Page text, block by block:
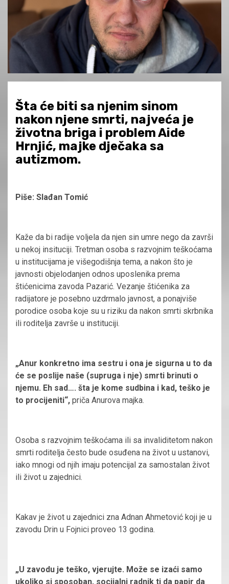
Šta će biti sa njenim sinom
nakon njene smrti, najveća je
životna briga i problem Aide
Hrnjić, majke dječaka sa
autizmom.
Piše: Slađan Tomić
Kaže da bi radije voljela da njen sin umre nego da završi
u nekoj insituciji. Tretman osoba s razvojnim teškoćama
u institucijama je višegodišnja tema, a nakon što je
javnosti objelodanjen odnos uposlenika prema
štićenicima zavoda Pazarić. Vezanje štićenika za
radijatore je posebno uzdrmalo javnost, a ponajviše
porodice osoba koje su u riziku da nakon smrti skrbnika
ili roditelja završe u instituciji.
„Anur konkretno ima sestru i ona je sigurna u to da
će se poslije naše (supruga i nje) smrti brinuti o
njemu. Eh sad…. šta je kome sudbina i kad, teško je
to procijeniti“, priča Anurova majka.
Osoba s razvojnim teškoćama ili sa invaliditetom nakon
smrti roditelja često bude osuđena na život u ustanovi,
iako mnogi od njih imaju potencijal za samostalan život
ili život u zajednici.
Kakav je život u zajednici zna Adnan Ahmetović koji je u
zavodu Drin u Fojnici proveo 13 godina.
„U zavodu je teško, vjerujte. Može se izaći samo
ukoliko si sposoban, socijalni radnik ti da papir da